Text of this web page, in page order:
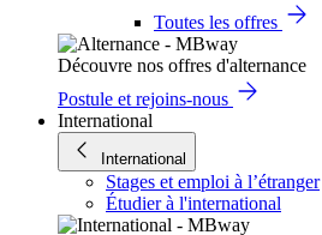
Toutes les offres
Découvre nos offres d'alternance
Postule et rejoins-nous
International
International
Stages et emploi à l’étranger
Étudier à l'international